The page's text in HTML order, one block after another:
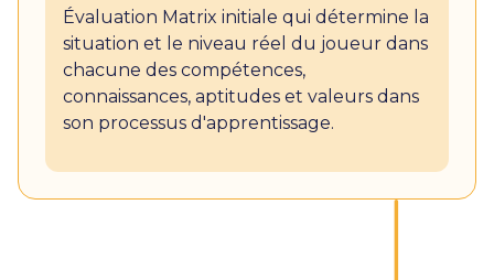
Évaluation Matrix initiale qui détermine la
situation et le niveau réel du joueur dans
chacune des compétences,
connaissances, aptitudes et valeurs dans
son processus d'apprentissage.